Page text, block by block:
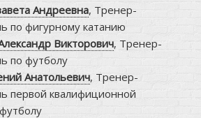
Андреевна, Тренер-
по фигурному катанию
Викторович, Тренер-
по футболу
Анатольевич, Тренер-
первой квалифиционной